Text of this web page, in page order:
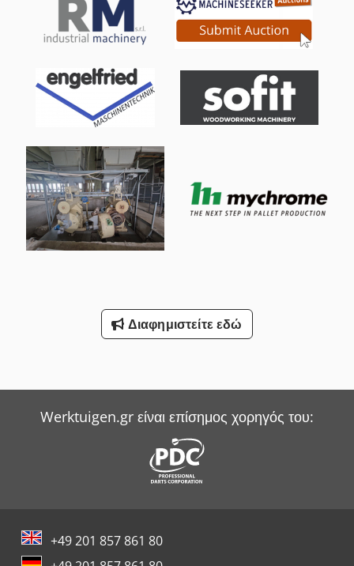
Διαφημιστείτε εδώ
Werktuigen.gr είναι επίσημος χορηγός του:
+49 201 857 861 80